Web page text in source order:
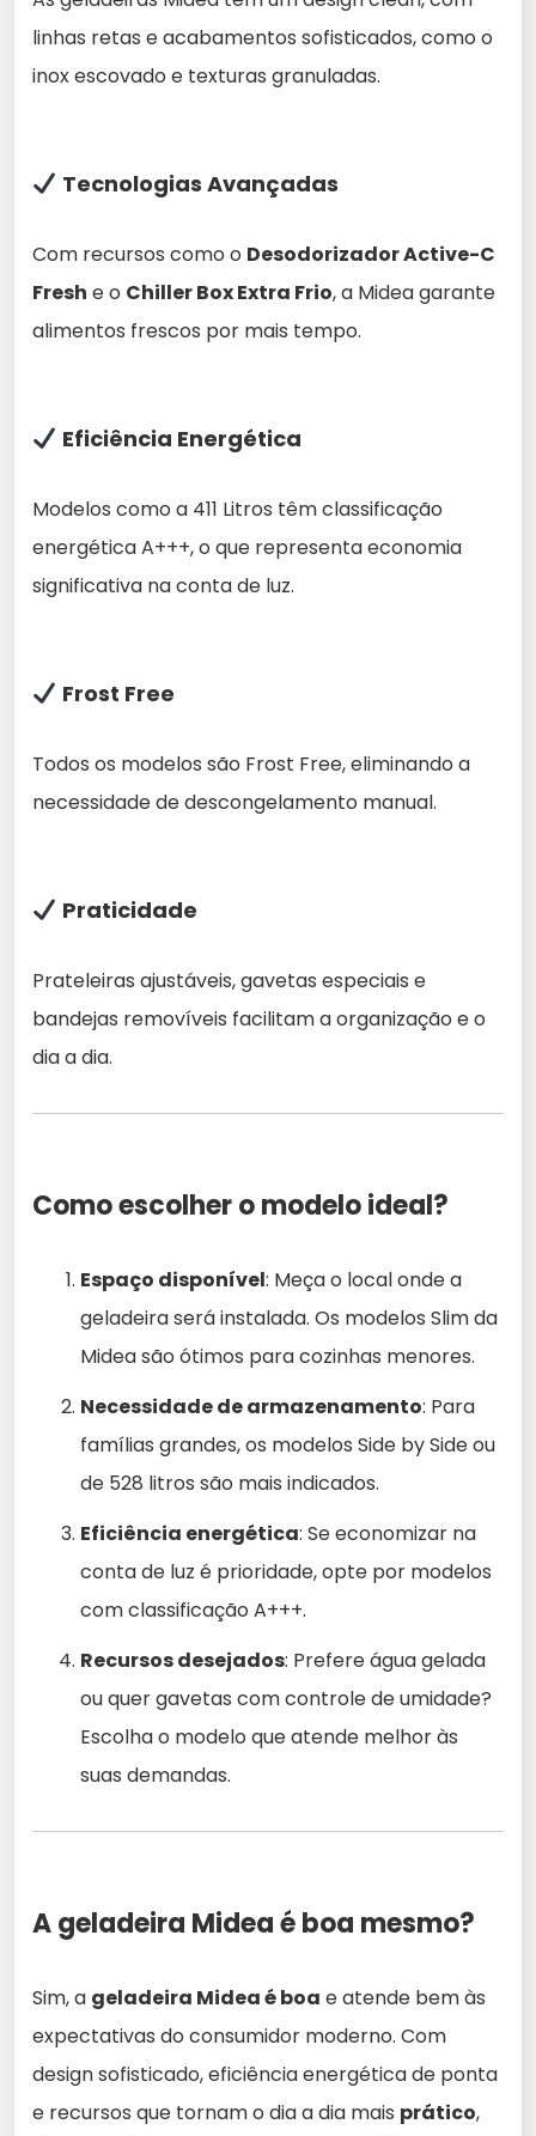
linhas retas e acabamentos sofisticados, como o
inox escovado e texturas granuladas.
Tecnologias Avançadas
Com recursos como o Desodorizador Active-C
Fresh e o Chiller Box Extra Frio, a Midea garante
alimentos frescos por mais tempo.
Eficiência Energética
Modelos como a 411 Litros têm classificação
energética A+++, o que representa economia
significativa na conta de luz.
Frost Free
Todos os modelos são Frost Free, eliminando a
necessidade de descongelamento manual.
Praticidade
Prateleiras ajustáveis, gavetas especiais e
bandejas removíveis facilitam a organização e o
dia a dia.
Como escolher o modelo ideal?
Espaço disponível: Meça o local onde a
geladeira será instalada. Os modelos Slim da
Midea são ótimos para cozinhas menores.
Necessidade de armazenamento: Para
famílias grandes, os modelos Side by Side ou
de 528 litros são mais indicados.
Eficiência energética: Se economizar na
conta de luz é prioridade, opte por modelos
com classificação A+++.
Recursos desejados: Prefere água gelada
ou quer gavetas com controle de umidade?
Escolha o modelo que atende melhor às
suas demandas.
A geladeira Midea é boa mesmo?
Sim, a geladeira Midea é boa e atende bem às
expectativas do consumidor moderno. Com
design sofisticado, eficiência energética de ponta
e recursos que tornam o dia a dia mais prático,